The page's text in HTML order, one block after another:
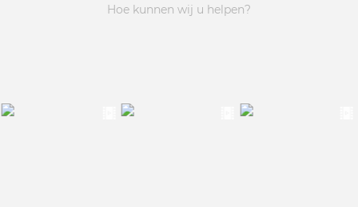
Hoe kunnen wij u helpen?